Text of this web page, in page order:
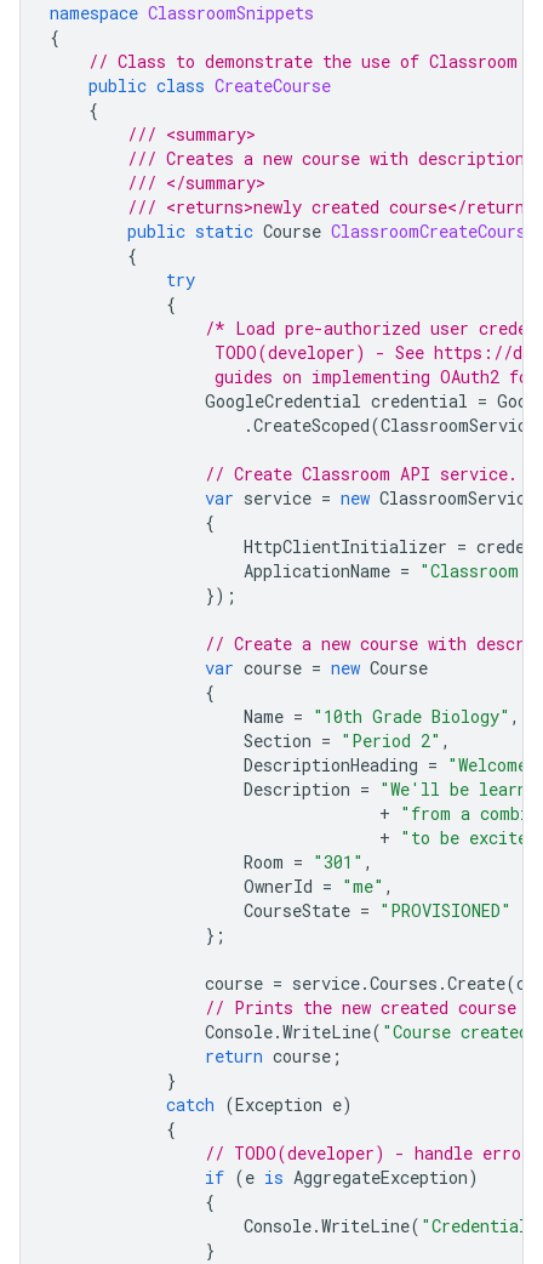
namespace ClassroomSnippets
{
// Class to demonstrate the use of Classroom
public class CreateCourse
{
/// <summary>
/// Creates a new course with description.
/// </summary>
/// <returns>newly created course</returns>
public static Course ClassroomCreateCourse
{
try
{
/* Load pre-authorized user
TODO(developer) - See https://
guides on implementing OAuth2
GoogleCredential credential =
.CreateScoped(ClassroomService
// Create Classroom API service.
var service = new ClassroomService
{
HttpClientInitializer =
ApplicationName = "Classroom
});
// Create a new course with
var course = new Course
{
Name = "10th Grade Biology" ,
Section = "Period 2" ,
DescriptionHeading =
Description = "We'll be
+ "from a
+ "to be
Room = "301" ,
OwnerId = "me" ,
CourseState = "PROVISIONED"
};
course = service.Courses .Create(
// Prints the new created course Id
Console.WriteLine( "Course
return course ;
}
catch (Exception e)
{
// TODO(developer) - handle error
if (e is AggregateException)
{
Console.WriteLine( "Credential
}